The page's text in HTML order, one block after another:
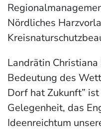
Nördliches
Landrätin
Bedeutung des
Dorf hat Zukunft”
Gelegenheit, das
Ideenreichtum